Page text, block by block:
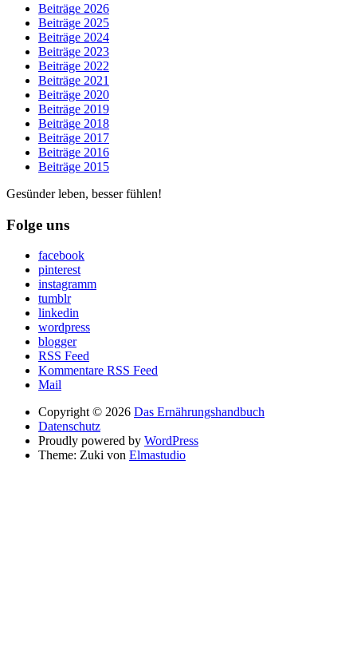
Beiträge 2026
Beiträge 2025
Beiträge 2024
Beiträge 2023
Beiträge 2022
Beiträge 2021
Beiträge 2020
Beiträge 2019
Beiträge 2018
Beiträge 2017
Beiträge 2016
Beiträge 2015
Gesünder leben, besser fühlen!
Folge uns
facebook
pinterest
instagramm
tumblr
linkedin
wordpress
blogger
RSS Feed
Kommentare RSS Feed
Mail
Copyright © 2026 Das Ernährungshandbuch
Datenschutz
Proudly powered by WordPress
Theme: Zuki von Elmastudio